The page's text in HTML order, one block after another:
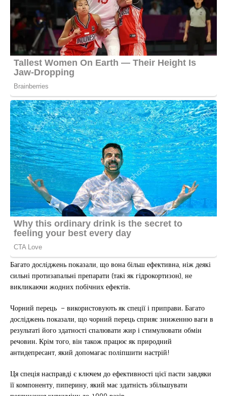
Багато досліджень показали, що вона більш ефективна, ніж деякі
сильні протизапальні препарати (такі як гідрокортизон), не
викликаючи жодних побічних ефектів.
Чорний перець – використовують як спеції і приправи. Багато
досліджень показали, що чорний перець сприяє зниженню ваги в
результаті його здатності спалювати жир і стимулювати обмін
речовин. Крім того, він також працює як природний
антидепресант, який допомагає поліпшити настрій!
Ця спеція насправді є ключем до ефективності цієї пасти завдяки
її компоненту, пиперину, який має здатність збільшувати